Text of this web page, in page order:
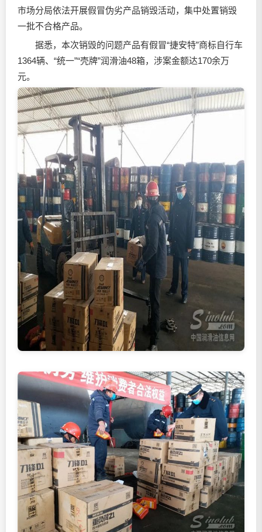
市场分局依法开展假冒伪劣产品销毁活动，集中处置销毁
一批不合格产品。
据悉，本次销毁的问题产品有假冒“捷安特”商标自行车
1364辆、“统一”“壳牌”润滑油48箱，涉案金额达170余万
元。